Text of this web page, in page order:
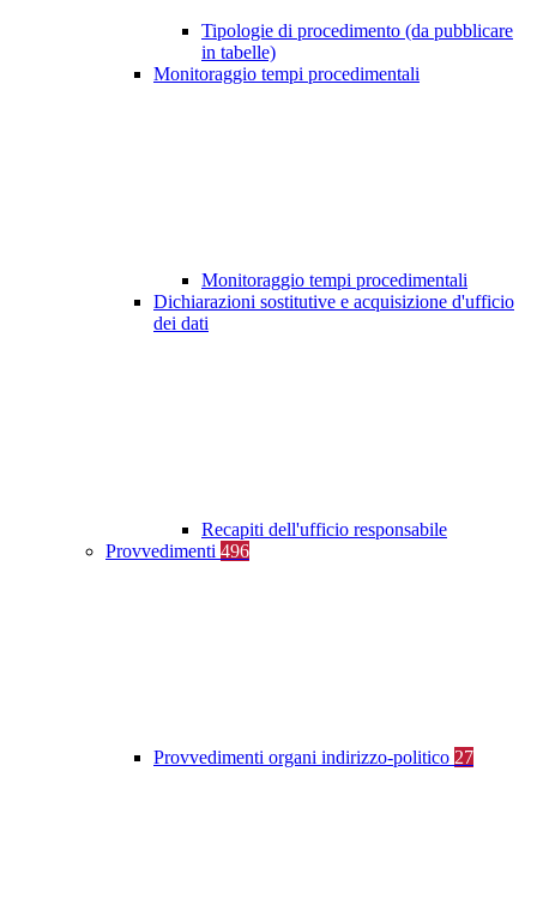
Tipologie di procedimento (da pubblicare
in tabelle)
Monitoraggio tempi procedimentali
Monitoraggio tempi procedimentali
Dichiarazioni sostitutive e acquisizione d'ufficio
dei dati
Recapiti dell'ufficio responsabile
Provvedimenti 496
Provvedimenti organi indirizzo-politico 27